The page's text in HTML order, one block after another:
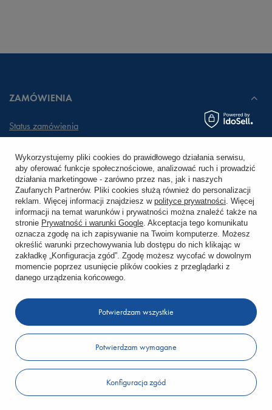
ZAMÓWIENIA
Status zamówienia
Chcę zareklamować produkt
Chcę zwrócić produkt
Chcę wymienić towar
KONTO
KONTAKT
Wykorzystujemy pliki cookies do prawidłowego działania serwisu,
aby oferować funkcje społecznościowe, analizować ruch i prowadzić
działania marketingowe - zarówno przez nas, jak i naszych
Zaufanych Partnerów. Pliki cookies służą również do personalizacji
reklam. Więcej informacji znajdziesz w polityce prywatności. Więcej
informacji na temat warunków i prywatności można znaleźć także na
stronie Prywatność i warunki Google. Akceptacja tego komunikatu
oznacza zgodę na ich zapisywanie na Twoim komputerze. Możesz
określić warunki przechowywania lub dostępu do nich klikając w
zakładkę „Konfiguracja zgód”. Zgodę możesz wycofać w dowolnym
momencie poprzez usunięcie plików cookies z przeglądarki z
danego urządzenia końcowego.
Potwierdzam wymagane
Konfiguracja zgód
Potwierdzam wszystkie